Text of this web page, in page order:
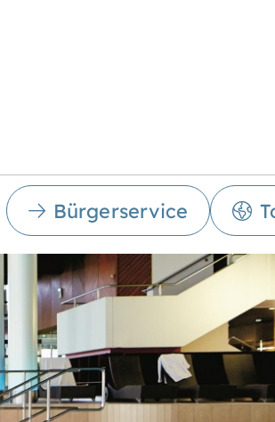
Bürgerservice